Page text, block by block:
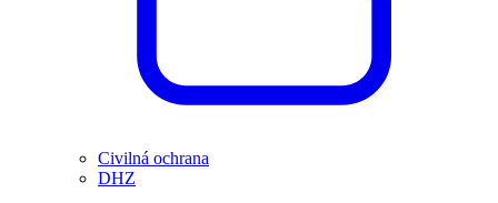
Civilná ochrana
DHZ